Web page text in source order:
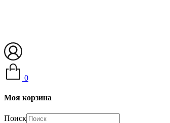
0
Моя корзина
Поиск